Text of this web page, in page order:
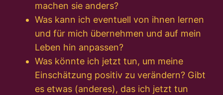
machen sie anders?
Was kann ich eventuell von ihnen lernen
und für mich übernehmen und auf mein
Leben hin anpassen?
Was könnte ich jetzt tun, um meine
Einschätzung positiv zu verändern? Gibt
es etwas (anderes), das ich jetzt tun